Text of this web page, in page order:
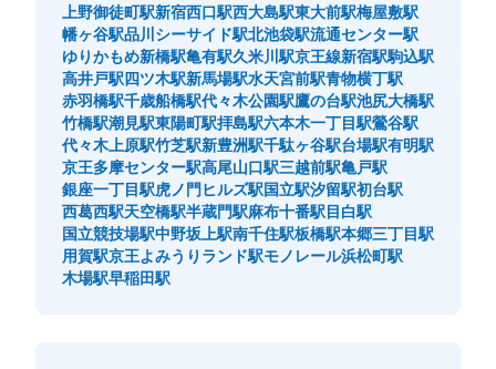
保管できる荷物数
16/ ¥100
支払い方法
このコインロッカーの位置を見る
上野御徒町駅新宿西口駅西大島駅東大前駅梅屋敷駅
幡ヶ谷駅品川シーサイド駅北池袋駅流通センター駅
ゆりかもめ新橋駅亀有駅久米川駅京王線新宿駅駒込駅
高井戸駅四ツ木駅新馬場駅水天宮前駅青物横丁駅
赤羽橋駅千歳船橋駅代々木公園駅鷹の台駅池尻大橋駅
竹橋駅潮見駅東陽町駅拝島駅六本木一丁目駅鶯谷駅
代々木上原駅竹芝駅新豊洲駅千駄ヶ谷駅台場駅有明駅
京王多摩センター駅高尾山口駅三越前駅亀戸駅
銀座一丁目駅虎ノ門ヒルズ駅国立駅汐留駅初台駅
西葛西駅天空橋駅半蔵門駅麻布十番駅目白駅
国立競技場駅中野坂上駅南千住駅板橋駅本郷三丁目駅
用賀駅京王よみうりランド駅モノレール浜松町駅
木場駅早稲田駅